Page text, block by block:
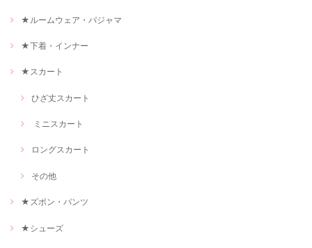
★ルームウェア・パジャマ
★下着・インナー
★スカート
ひざ丈スカート
ミニスカート
ロングスカート
その他
★ズボン・パンツ
★シューズ